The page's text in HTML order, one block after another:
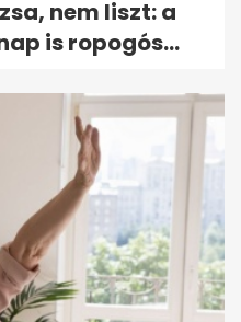
nem liszt: a
is ropogós...